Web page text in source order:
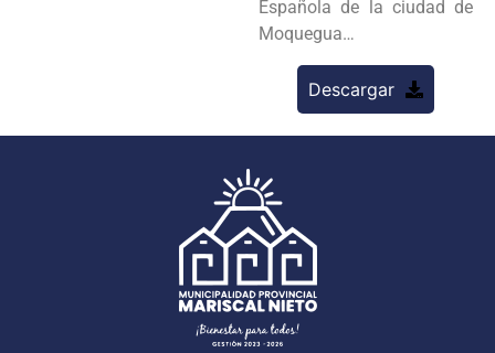
Española de la ciudad de
Moquegua…
Descargar